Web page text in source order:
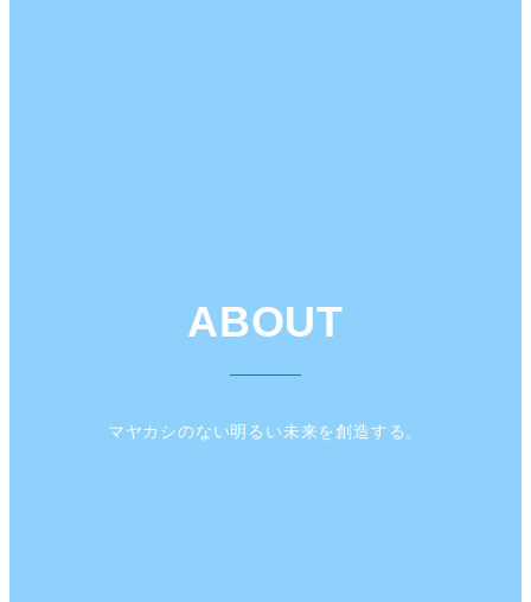
ABOUT
マヤカシのない明るい未来を創造する。